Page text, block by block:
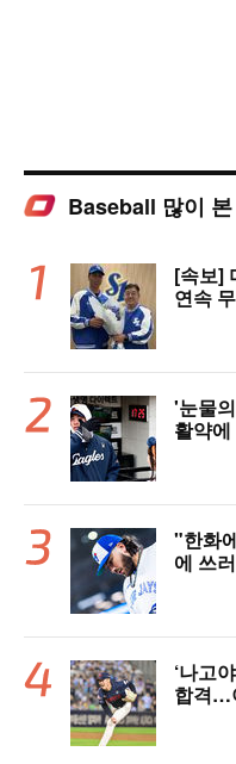
Baseball 많이
[속보]
연속
'눈물
활약
"한화
에 쓰
‘나고
합격…